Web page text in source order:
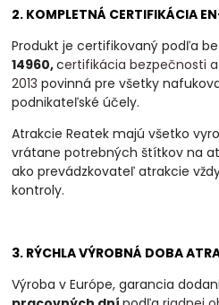
2. KOMPLETNÁ CERTIFIKÁCIA
Produkt je certifikovaný podľa
14960,certifikácia bezpečnosti
2013povinnápre všetky
podnikateľské účely.
Atrakcie Reatek majú všetko
vrátane potrebných štítkov na
ako prevádzkovateľ atrakcie
kontroly.
3. RÝCHLA VÝROBNÁ DOBA
Výroba v Európe, garancia